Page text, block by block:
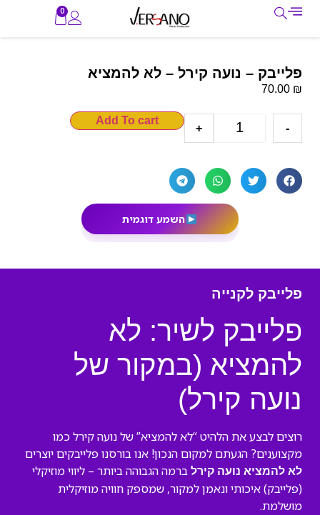
0
פלייבק – נועה קירל – לא להמציא
70.00 ₪
-
+
Add To cart
השמע דוגמית
פלייבק לקנייה
פלייבק לשיר: לא
להמציא (במקור של
נועה קירל)
רוצים לבצע את הלהיט “לא להמציא” של נועה קירל כמו
מקצוענים? הגעתם למקום הנכון! אנו בורסנו פלייבקים יוצרים
לא להמציא נועה קירל ברמה הגבוהה ביותר – ליווי מוזיקלי
(פלייבק) איכותי ונאמן למקור, שמספק חוויה מוזיקלית
מושלמת.